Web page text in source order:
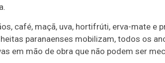
café, maçã, uva, hortifrúti, erva-mate e
paranaenses mobilizam, todos os
em mão de obra que não podem ser